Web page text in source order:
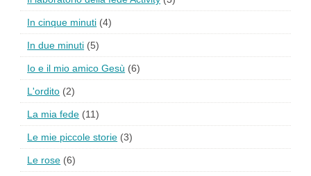
In cinque minuti (4)
In due minuti (5)
Io e il mio amico Gesù (6)
L'ordito (2)
La mia fede (11)
Le mie piccole storie (3)
Le rose (6)